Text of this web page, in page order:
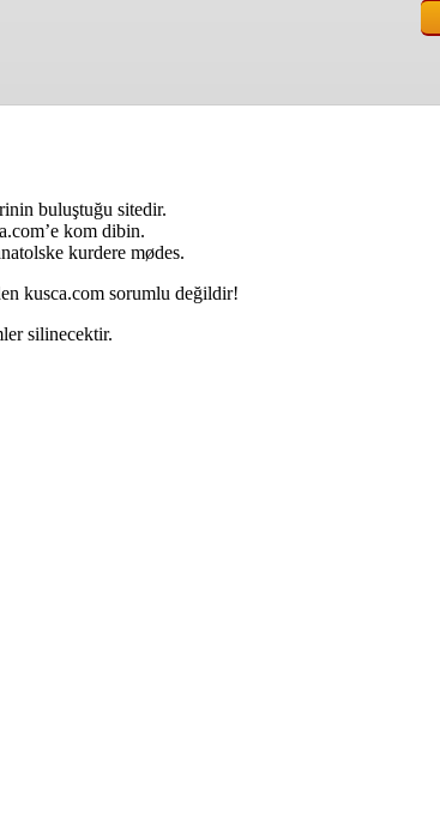
buluştuğu sitedir.
kom dibin.
kurdere mødes.
kusca.com sorumlu değildir!
silinecektir.